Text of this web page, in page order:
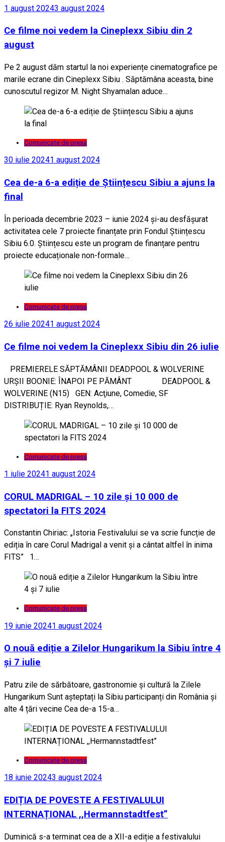
1 august 20243 august 2024
Ce filme noi vedem la Cineplexx Sibiu din 2
august
Pe 2 august dăm startul la noi experiențe cinematografice pe
marile ecrane din Cineplexx Sibiu . Săptămâna aceasta, bine
cunoscutul regizor M. Night Shyamalan aduce…
Comunicate de presa
30 iulie 20241 august 2024
Cea de-a 6-a ediție de Științescu Sibiu a ajuns la
final
În perioada decembrie 2023 – iunie 2024 și-au desfășurat
activitatea cele 7 proiecte finanțate prin Fondul Științescu
Sibiu 6.0. Științescu este un program de finanțare pentru
proiecte educaționale non-formale…
Comunicate de presa
26 iulie 20241 august 2024
Ce filme noi vedem la Cineplexx Sibiu din 26 iulie
PREMIERELE SĂPTĂMÂNII DEADPOOL & WOLVERINE
URȘII BOONIE: ÎNAPOI PE PĂMÂNT DEADPOOL &
WOLVERINE (N15) GEN: Acţiune, Comedie, SF
DISTRIBUȚIE: Ryan Reynolds,…
Comunicate de presa
1 iulie 20241 august 2024
CORUL MADRIGAL – 10 zile și 10 000 de
spectatori la FITS 2024
Constantin Chiriac: „Istoria Festivalului se va scrie funcție de
ediția în care Corul Madrigal a venit și a cântat altfel în inima
FITS” 1…
Comunicate de presa
19 iunie 20241 august 2024
O nouă ediție a Zilelor Hungarikum la Sibiu între 4
și 7 iulie
Patru zile de sărbătoare, gastronomie și cultură la Zilele
Hungarikum Sunt așteptați la Sibiu participanți din România și
alte 4 țări vecine Cea de-a 15-a…
Comunicate de presa
18 iunie 20243 august 2024
EDIȚIA DE POVESTE A FESTIVALULUI
INTERNAȚIONAL ,,Hermannstadtfest”
Duminică s-a terminat cea de a XII-a ediție a festivalului